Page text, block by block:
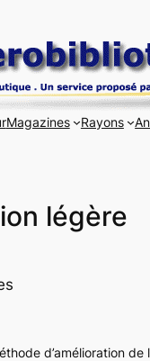
Magazines Rayons
légère
d’amélioration